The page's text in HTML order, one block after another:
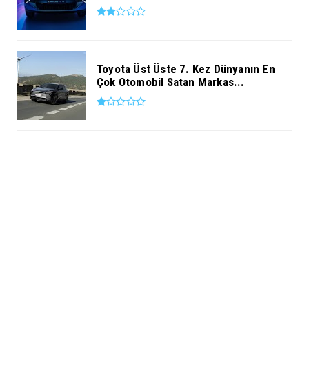
Toyota Üst Üste 7. Kez Dünyanın En
Çok Otomobil Satan Markas...